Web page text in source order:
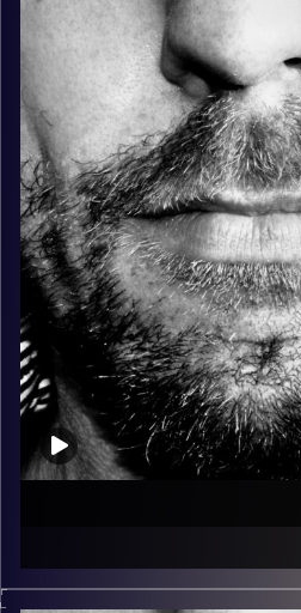
הופעות חיות. הרבה ג'אם, רוק,